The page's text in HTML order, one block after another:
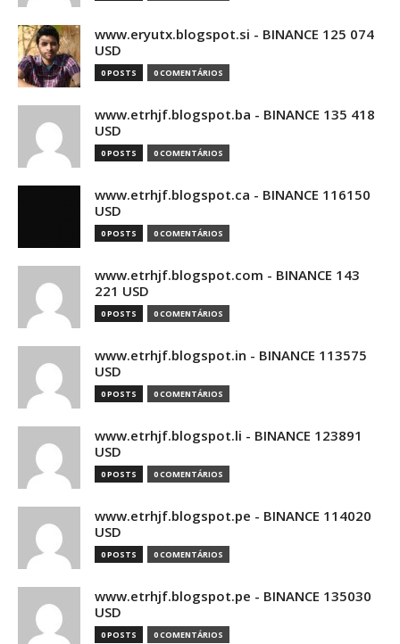
www.eryutx.blogspot.si - BINANCE 125 074
USD
0 POSTS 0 COMENTÁRIOS
www.etrhjf.blogspot.ba - BINANCE 135 418
USD
0 POSTS 0 COMENTÁRIOS
www.etrhjf.blogspot.ca - BINANCE 116150
USD
0 POSTS 0 COMENTÁRIOS
www.etrhjf.blogspot.com - BINANCE 143
221 USD
0 POSTS 0 COMENTÁRIOS
www.etrhjf.blogspot.in - BINANCE 113575
USD
0 POSTS 0 COMENTÁRIOS
www.etrhjf.blogspot.li - BINANCE 123891
USD
0 POSTS 0 COMENTÁRIOS
www.etrhjf.blogspot.pe - BINANCE 114020
USD
0 POSTS 0 COMENTÁRIOS
www.etrhjf.blogspot.pe - BINANCE 135030
USD
0 POSTS 0 COMENTÁRIOS